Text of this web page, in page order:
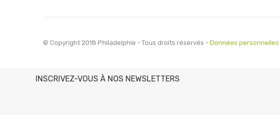
© Copyright 2018 Philadelphie - Tous droits réservés - Données personnelles
INSCRIVEZ-VOUS À NOS NEWSLETTERS